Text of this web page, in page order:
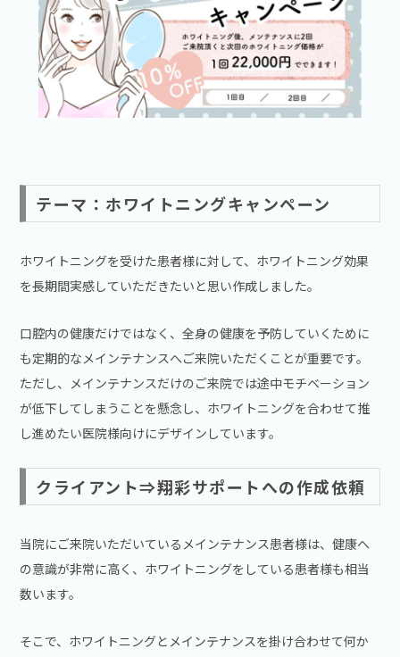
テーマ：ホワイトニングキャンペーン
ホワイトニングを受けた患者様に対して、ホワイトニング効果
を長期間実感していただきたいと思い作成しました。
口腔内の健康だけではなく、全身の健康を予防していくために
も定期的なメインテナンスへご来院いただくことが重要です。
ただし、メインテナンスだけのご来院では途中モチベーション
が低下してしまうことを懸念し、ホワイトニングを合わせて推
し進めたい医院様向けにデザインしています。
クライアント⇒翔彩サポートへの作成依頼
当院にご来院いただいているメインテナンス患者様は、健康へ
の意識が非常に高く、ホワイトニングをしている患者様も相当
数います。
そこで、ホワイトニングとメインテナンスを掛け合わせて何か